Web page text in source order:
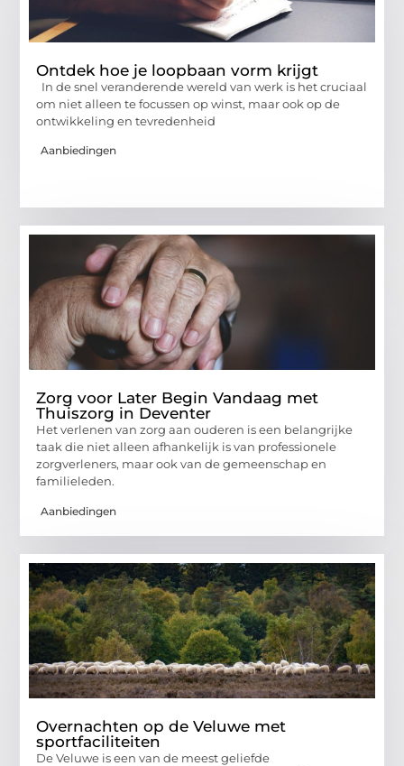
Ontdek hoe je loopbaan vorm krijgt
In de snel veranderende wereld van werk is het cruciaal
om niet alleen te focussen op winst, maar ook op de
ontwikkeling en tevredenheid
Aanbiedingen
Zorg voor Later Begin Vandaag met
Thuiszorg in Deventer
Het verlenen van zorg aan ouderen is een belangrijke
taak die niet alleen afhankelijk is van professionele
zorgverleners, maar ook van de gemeenschap en
familieleden.
Aanbiedingen
Overnachten op de Veluwe met
sportfaciliteiten
De Veluwe is een van de meest geliefde